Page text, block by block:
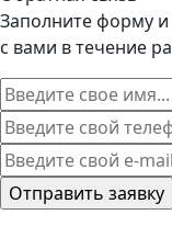
Заполните форму
с вами в течение